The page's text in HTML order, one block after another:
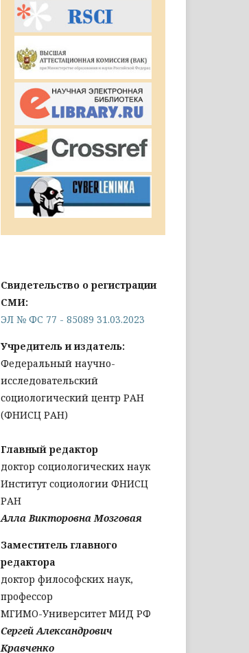
Свидетельство о регистрации
СМИ:
ЭЛ № ФС 77 - 85089 31.03.2023
Учредитель и издатель:
Федеральный научно-
исследовательский
социологический центр РАН
(ФНИСЦ РАН)
Главный редактор
доктор социологических наук
Институт социологии ФНИСЦ
РАН
Алла Викторовна Мозговая
Заместитель главного
редактора
доктор философских наук,
профессор
МГИМО-Университет МИД РФ
Сергей Александрович
Кравченко